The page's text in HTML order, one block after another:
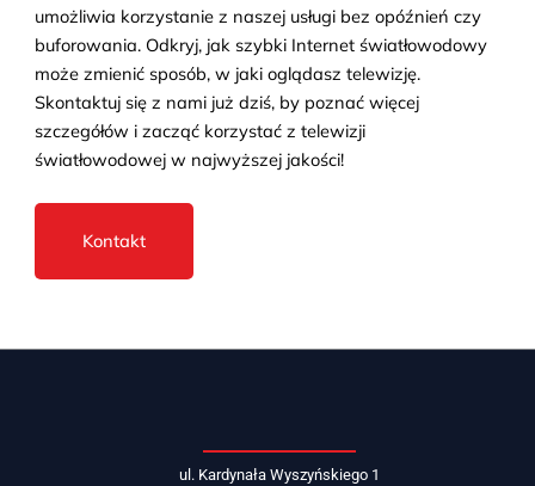
umożliwia korzystanie z naszej usługi bez opóźnień czy
buforowania. Odkryj, jak szybki Internet światłowodowy
może zmienić sposób, w jaki oglądasz telewizję.
Skontaktuj się z nami już dziś, by poznać więcej
szczegółów i zacząć korzystać z telewizji
światłowodowej w najwyższej jakości!
Kontakt
ul. Kardynała Wyszyńskiego 1